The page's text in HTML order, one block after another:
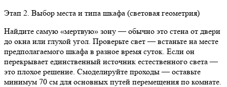
Этап 2. Выбор места и типа шкафа (световая геометрия)
Найдите самую «мертвую» зону — обычно это стена от двери
до окна или глухой угол. Проверьте свет — встаньте на месте
предполагаемого шкафа в разное время суток. Если он
перекрывает единственный источник естественного света —
это плохое решение. Смоделируйте проходы — оставьте
минимум 70 см для основных путей перемещения по комнате.